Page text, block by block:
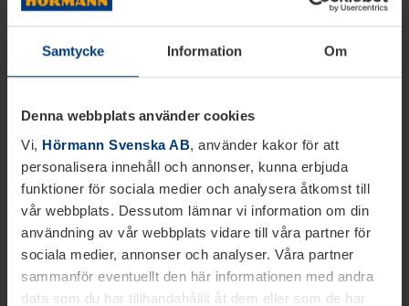
Samtycke Information Om
Denna webbplats använder cookies
Vi, Hörmann Svenska AB, använder kakor för att
personalisera innehåll och annonser, kunna erbjuda
funktioner för sociala medier och analysera åtkomst till
vår webbplats. Dessutom lämnar vi information om din
användning av vår webbplats vidare till våra partner för
sociala medier, annonser och analyser. Våra partner
sammanför eventuellt den här informationen med andra
data som du har tillhandahållit åt dem eller som de har